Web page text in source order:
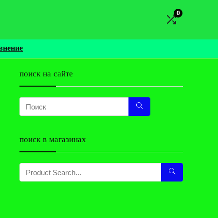
0
поиск на сайте
поиск в магазинах